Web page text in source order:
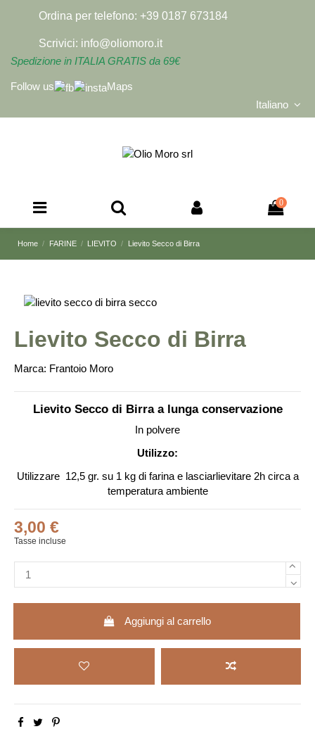
Ordina per telefono: +39 0187 673184
Scrivici: info@oliomoro.it
Spedizione in ITALIA GRATIS da 69€
Follow us
Maps
Italiano
0
Home FARINE LIEVITO Lievito Secco di Birra
Lievito Secco di Birra
Marca: Frantoio Moro
Lievito Secco di Birra a lunga conservazione
In polvere
Utilizzo:
Utilizzare 12,5 gr. su 1 kg di farina e lasciarlievitare 2h circa a
temperatura ambiente
3,00 €
Tasse incluse
Aggiungi al carrello